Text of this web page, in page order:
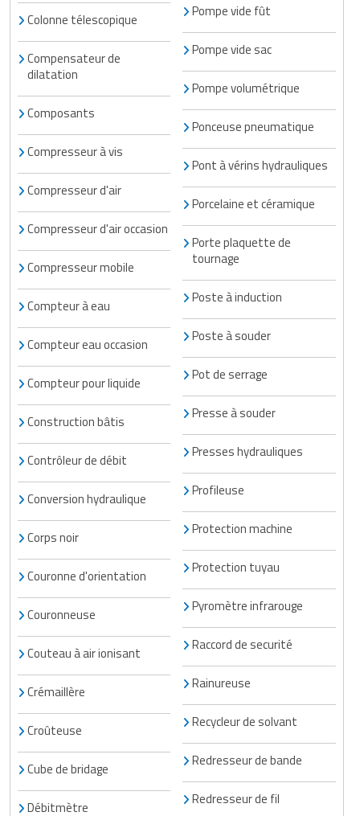
Colonne télescopique
Compensateur de
dilatation
Composants
Compresseur à vis
Compresseur d'air
Compresseur d'air occasion
Compresseur mobile
Compteur à eau
Compteur eau occasion
Compteur pour liquide
Construction bâtis
Contrôleur de débit
Conversion hydraulique
Corps noir
Couronne d'orientation
Couronneuse
Couteau à air ionisant
Crémaillère
Croûteuse
Cube de bridage
Débitmètre
Pompe vide fût
Pompe vide sac
Pompe volumétrique
Ponceuse pneumatique
Pont à vérins hydrauliques
Porcelaine et céramique
Porte plaquette de
tournage
Poste à induction
Poste à souder
Pot de serrage
Presse à souder
Presses hydrauliques
Profileuse
Protection machine
Protection tuyau
Pyromètre infrarouge
Raccord de securité
Rainureuse
Recycleur de solvant
Redresseur de bande
Redresseur de fil